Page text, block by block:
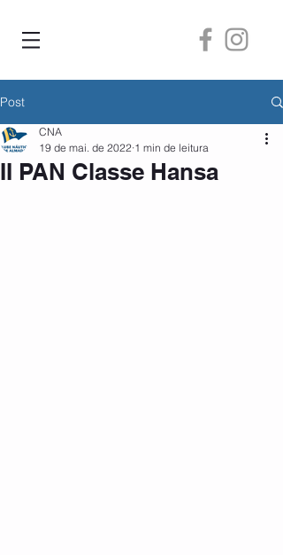
Post
II PAN Classe Hansa
CNA
19 de mai. de 2022 1 min de leitura